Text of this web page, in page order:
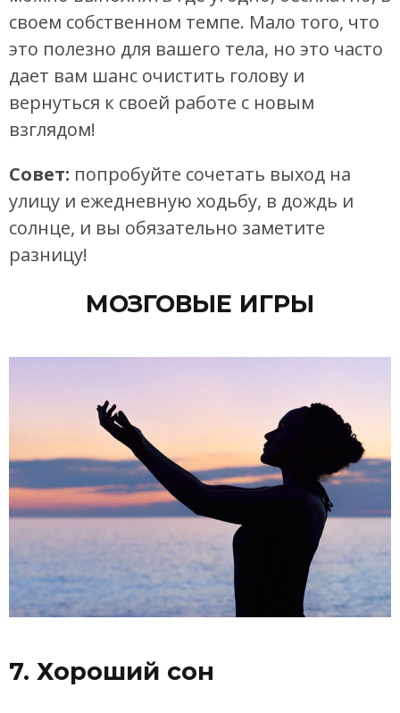
своем собственном темпе. Мало того, что
это полезно для вашего тела, но это часто
дает вам шанс очистить голову и
вернуться к своей работе с новым
взглядом!
Совет: попробуйте сочетать выход на
улицу и ежедневную ходьбу, в дождь и
солнце, и вы обязательно заметите
разницу!
МОЗГОВЫЕ ИГРЫ
7. Хороший сон